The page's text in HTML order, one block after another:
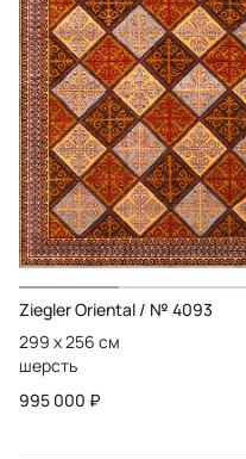
Ziegler Oriental / № 4093
299 x 256 см
шерсть
995 000 ₽